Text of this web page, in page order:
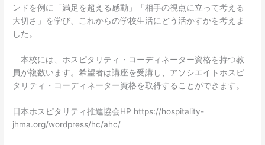
ンドを例に「満足を超える感動」「相手の視点に立って考える
大切さ」を学び、これからの学校生活にどう活かすかを考えま
した。
本校には、ホスピタリティ・コーディネーター資格を持つ教
員が複数います。希望者は講座を受講し、アソシエイトホスピ
タリティ・コーディネーター資格を取得することができます。
日本ホスピタリティ推進協会HP https://hospitality-
jhma.org/wordpress/hc/ahc/